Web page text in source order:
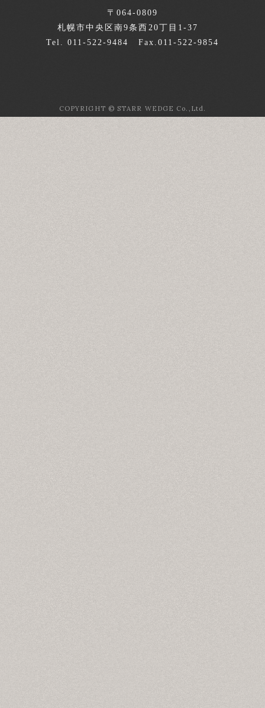
〒064-0809
札幌市中央区南9条西20丁目1-37
Tel. 011-522-9484 Fax.011-522-9854
COPYRIGHT © STARR WEDGE Co.,Ltd.